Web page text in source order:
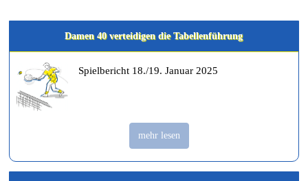
Damen 40 verteidigen die Tabellenführung
Spielbericht 18./19. Januar 2025
mehr lesen